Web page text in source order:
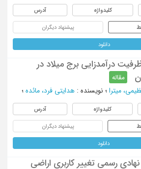
کلیدواژه آدرس
پیشنهاد دیگران
دانلود
درآمدزایی برج میلاد در
مقاله
میترا ؛ نویسنده : هدایتی فرد، مائده ؛
کلیدواژه آدرس
پیشنهاد دیگران
دانلود
رسمی تغییر کاربری اراضی